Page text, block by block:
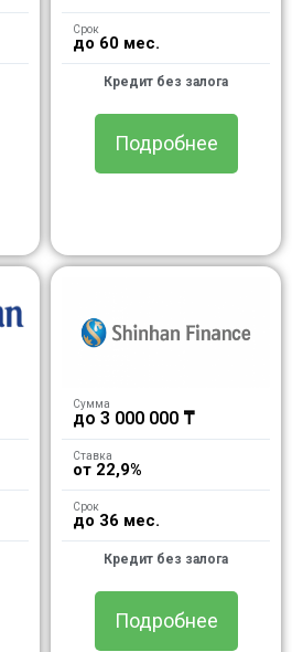
Срок
до 60 мес.
Кредит без залога
Подробнее
Сумма
до 3 000 000 ₸
Ставка
от 22,9%
Срок
до 36 мес.
Кредит без залога
Подробнее